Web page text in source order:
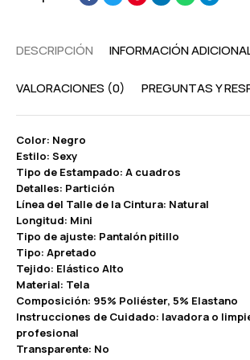
DESCRIPCIÓN INFORMACIÓN
VALORACIONES (0) PREGUNTAS Y
Color: Negro
Estilo: Sexy
Tipo de Estampado: A cuadros
Detalles: Partición
Línea del Talle de la Cintura: Natural
Longitud: Mini
Tipo de ajuste: Pantalón pitillo
Tipo: Apretado
Tejido: Elástico Alto
Material: Tela
Composición: 95% Poliéster, 5% Elastano
Instrucciones de Cuidado: lavadora o
profesional
Transparente: No